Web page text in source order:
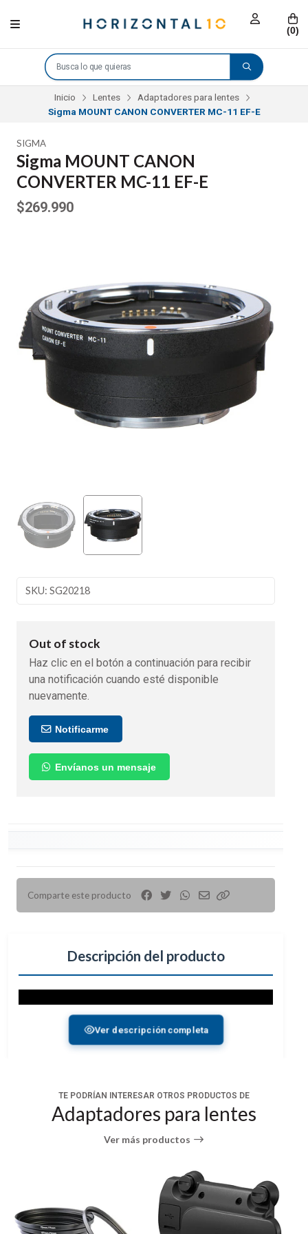
(0)
Inicio Lentes
Adaptadores para lentes
Sigma MOUNT CANON CONVERTER MC-11 EF-E
SIGMA
Sigma MOUNT CANON
CONVERTER MC-11 EF-E
$269.990
SKU: SG20218
Out of stock
Haz clic en el botón a continuación para recibir
una notificación cuando esté disponible
nuevamente.
Notificarme
Envíanos un mensaje
Comparte este producto
Descripción del producto
Elconvertidor de montaje MC-11permite el uso
de lentes de montaje EF de
Sigma
en cuerpos de
Ver descripción completa
TE PODRÍAN INTERESAR OTROS PRODUCTOS DE
Adaptadores para lentes
Ver más productos